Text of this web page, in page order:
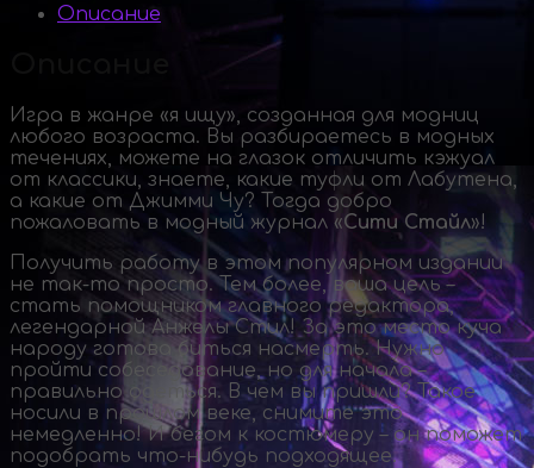
Описание
Игра в жанре «я ищу», созданная для модниц
любого возраста. Вы разбираетесь в модных
течениях, можете на глазок отличить кэжуал
от классики, знаете, какие туфли от Лабутена,
а какие от Джимми Чу? Тогда добро
пожаловать в модный журнал «Сити Стайл»!
Получить работу в этом популярном издании
не так-то просто. Тем более, ваша цель –
стать помощником главного редактора,
легендарной Анжелы Стил! За это место куча
народу готова биться насмерть. Нужно
пройти собеседование, но для начала –
правильно одеться. В чем вы пришли? Такое
носили в прошлом веке, снимите это
немедленно! И бегом к костюмеру – он поможет
подобрать что-нибудь подходящее.